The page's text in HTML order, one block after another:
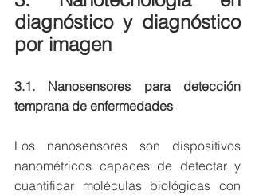
diagnóstico y diagnóstico
por imagen
3.1. Nanosensores para detección
temprana de enfermedades
Los nanosensores son dispositivos
nanométricos capaces de detectar y
cuantificar moléculas biológicas con